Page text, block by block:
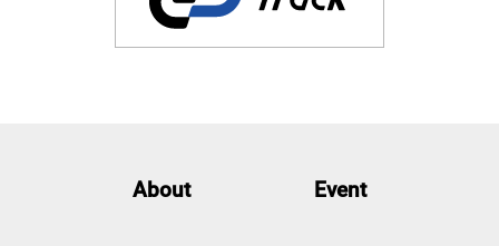
About Event